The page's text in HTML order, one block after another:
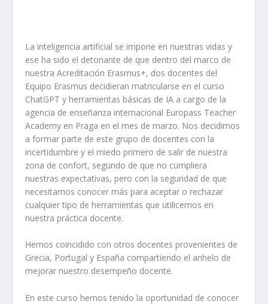
La inteligencia artificial se impone en nuestras vidas y
ese ha sido el detonante de que dentro del marco de
nuestra Acreditación Erasmus+, dos docentes del
Equipo Erasmus decidieran matricularse en el curso
ChatGPT y herramientas básicas de IA a cargo de la
agencia de enseñanza internacional Europass Teacher
Academy en Praga en el mes de marzo. Nos decidimos
a formar parte de este grupo de docentes con la
incertidumbre y el miedo primero de salir de nuestra
zona de confort, segundo de que no cumpliera
nuestras expectativas, pero con la seguridad de que
necesitamos conocer más para aceptar o rechazar
cualquier tipo de herramientas que utilicemos en
nuestra práctica docente.
Hemos coincidido con otros docentes provenientes de
Grecia, Portugal y España compartiendo el anhelo de
mejorar nuestro desempeño docente.
En este curso hemos tenido la oportunidad de conocer